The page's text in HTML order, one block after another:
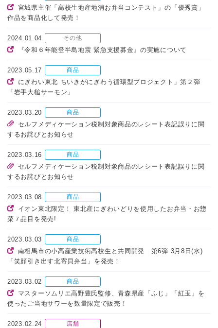
宮城県主催「高校生地産地消お弁当コンテスト」の「優秀賞」
作品を商品化して発売！
2024.01.04 その他
『令和６年能登半島地震 緊急支援募金』の実施について
2023.05.17 商品
にぎわい東北 ちいきがにぎわう循環型プロジェクト」第２弾
「岩手大槌サーモン」
2023.03.20 商品
セルフメディケーション税制対象商品のレシート表記誤りに関
するお詫びとお知らせ
2023.03.16 商品
セルフメディケーション税制対象商品のレシート表記誤りに関
するお詫びとお知らせ
2023.03.08 商品
イオン東北限定！ 東北産にぎわいどりを使用したお弁当・お惣
菜７品目を発売!
2023.03.03 商品
南相馬市の小高産業技術高校生と共同開発 第6弾 3月8日(水)
「笑顔引き出す北寄貝弁当」を発売！
2023.03.02 商品
マスターソムリエ高野豊氏監修、青森県産「ふじ」「紅玉」を
使ったご当地サワーを数量限定で販売！
2023.02.24 店舗